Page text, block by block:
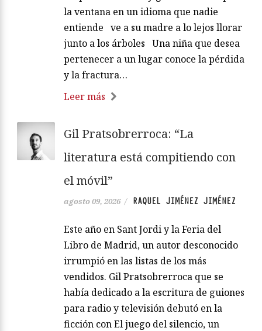
la ventana en un idioma que nadie
entiende ve a su madre a lo lejos llorar
junto a los árboles Una niña que desea
pertenecer a un lugar conoce la pérdida
y la fractura…
Leer más
Gil Pratsobrerroca: “La
literatura está compitiendo con
el móvil”
agosto 09, 2026 / RAQUEL JIMÉNEZ JIMÉNEZ
Este año en Sant Jordi y la Feria del
Libro de Madrid, un autor desconocido
irrumpió en las listas de los más
vendidos. Gil Pratsobrerroca que se
había dedicado a la escritura de guiones
para radio y televisión debutó en la
ficción con El juego del silencio, un